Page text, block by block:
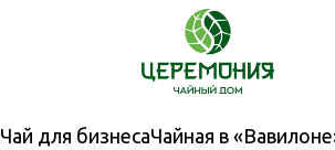
Чай для бизнесаЧайная в